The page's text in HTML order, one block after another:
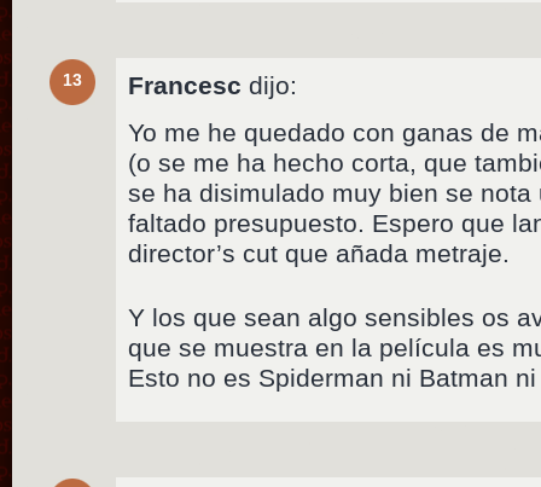
13 Francesc dijo:
Yo me he quedado con ganas de
(o se me ha hecho corta, que
se ha disimulado muy bien se
faltado presupuesto. Espero que
director’s cut que añada metraje.
Y los que sean algo sensibles os
que se muestra en la película es
Esto no es Spiderman ni Batman